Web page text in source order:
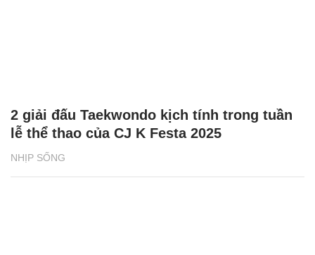
NHỊP SỐNG
2 giải đấu Taekwondo kịch tính trong tuần
lễ thể thao của CJ K Festa 2025